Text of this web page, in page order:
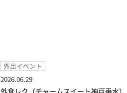
外出イベント
2026.06.29